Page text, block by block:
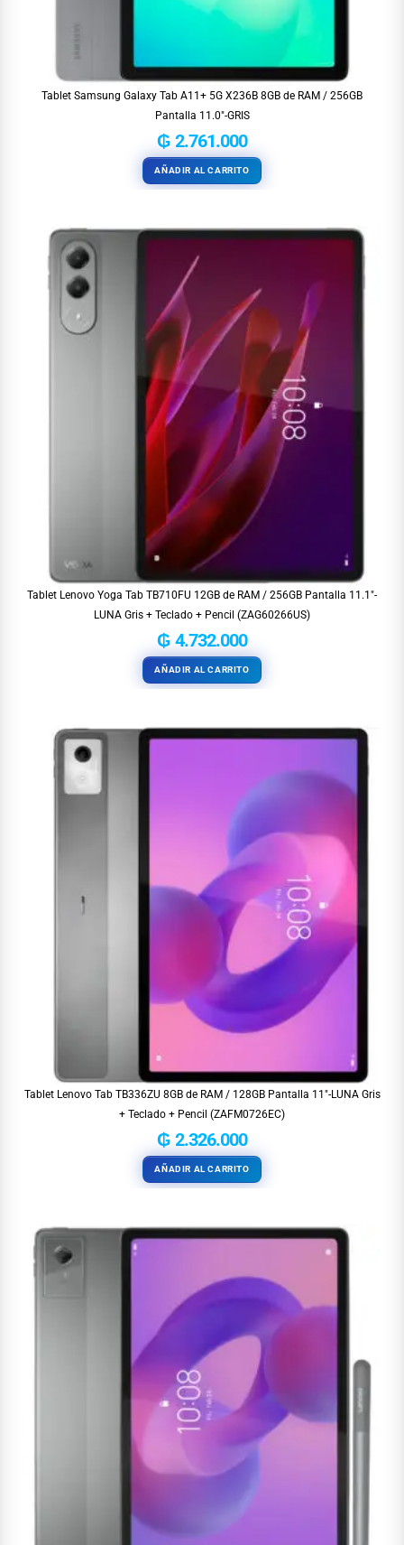
Tablet Samsung Galaxy Tab A11+ 5G X236B 8GB de RAM / 256GB
Pantalla 11.0″-GRIS
₲ 2.761.000
AÑADIR AL CARRITO
Tablet Lenovo Yoga Tab TB710FU 12GB de RAM / 256GB Pantalla 11.1″-
LUNA Gris + Teclado + Pencil (ZAG60266US)
₲ 4.732.000
AÑADIR AL CARRITO
Tablet Lenovo Tab TB336ZU 8GB de RAM / 128GB Pantalla 11″-LUNA Gris
+ Teclado + Pencil (ZAFM0726EC)
₲ 2.326.000
AÑADIR AL CARRITO